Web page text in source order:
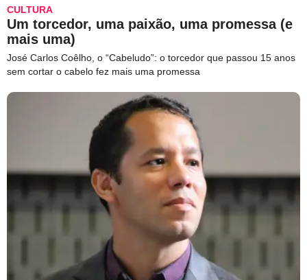
CULTURA
Um torcedor, uma paixão, uma promessa (e
mais uma)
José Carlos Coêlho, o “Cabeludo”: o torcedor que passou 15 anos
sem cortar o cabelo fez mais uma promessa